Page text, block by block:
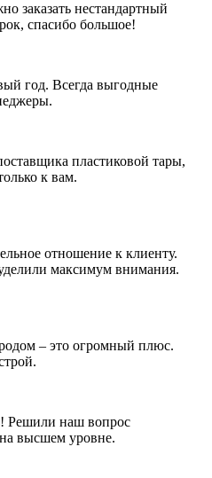
заказать нестандартный
спасибо большое!
год. Всегда выгодные
пластиковой тары,
к вам.
отношение к клиенту.
максимум внимания.
– это огромный плюс.
Решили наш вопрос
на высшем уровне.